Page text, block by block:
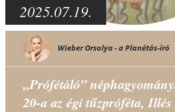
2025.07.19.
Wieber Orsolya - a Planétás-író
„Prófétáló”
20-a az égi tűzpróféta,